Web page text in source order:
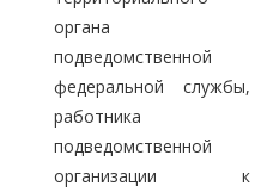
органа
подведомственной
федеральной службы,
работника
подведомственной
организации к